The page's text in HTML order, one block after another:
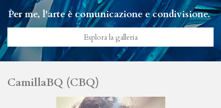
Per me, l'arte è comunicazione e condivisione.
Esplora la galleria
CamillaBQ (CBQ)